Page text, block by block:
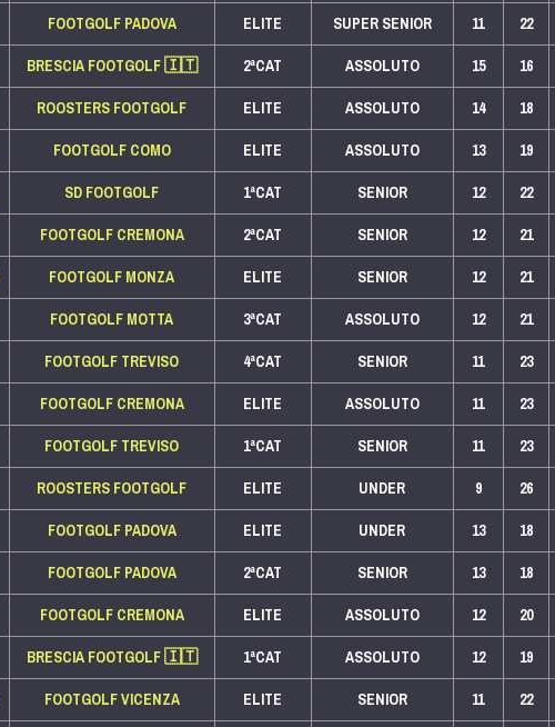
FOOTGOLF PADOVA ELITE SUPER SENIOR 11
22
BRESCIA FOOTGOLF🇮🇹 2ªCAT ASSOLUTO 15
16
ROOSTERS FOOTGOLF ELITE ASSOLUTO 14
18
FOOTGOLF COMO ELITE ASSOLUTO 13
19
SD FOOTGOLF 1ªCAT SENIOR 12
22
FOOTGOLF CREMONA 2ªCAT SENIOR 12
21
FOOTGOLF MONZA ELITE SENIOR 12
21
FOOTGOLF MOTTA 3ªCAT ASSOLUTO 12
21
FOOTGOLF TREVISO 4ªCAT SENIOR 11
23
FOOTGOLF CREMONA ELITE ASSOLUTO 11
23
FOOTGOLF TREVISO 1ªCAT SENIOR 11
23
ROOSTERS FOOTGOLF ELITE UNDER 9
26
FOOTGOLF PADOVA ELITE UNDER 13
18
FOOTGOLF PADOVA 2ªCAT SENIOR 13
18
FOOTGOLF CREMONA ELITE ASSOLUTO 12
20
BRESCIA FOOTGOLF🇮🇹 1ªCAT ASSOLUTO 12
19
FOOTGOLF VICENZA ELITE SENIOR 11 22